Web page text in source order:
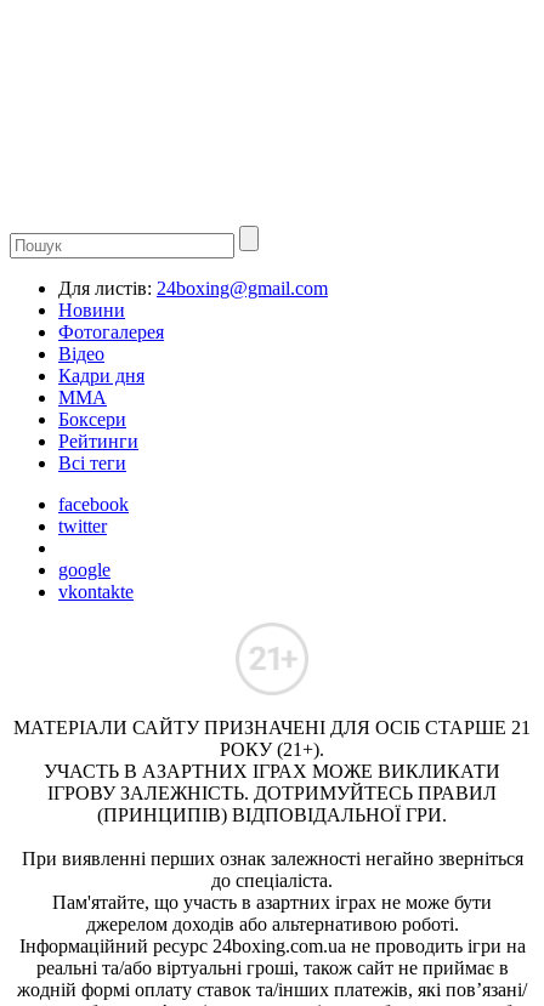
Для листів: 24boxing@gmail.com
Новини
Фотогалерея
Відео
Кадри дня
ММА
Боксери
Рейтинги
Всі теги
facebook
twitter
google
vkontakte
МАТЕРІАЛИ САЙТУ ПРИЗНАЧЕНІ ДЛЯ ОСІБ СТАРШЕ 21
РОКУ (21+).
УЧАСТЬ В АЗАРТНИХ ІГРАХ МОЖЕ ВИКЛИКАТИ
ІГРОВУ ЗАЛЕЖНІСТЬ. ДОТРИМУЙТЕСЬ ПРАВИЛ
(ПРИНЦИПІВ) ВІДПОВІДАЛЬНОЇ ГРИ.
При виявленні перших ознак залежності негайно зверніться
до спеціаліста.
Пам'ятайте, що участь в азартних іграх не може бути
джерелом доходів або альтернативою роботі.
Інформаційний ресурс 24boxing.com.ua не проводить ігри на
реальні та/або віртуальні гроші, також сайт не приймає в
жодній формі оплату ставок та/інших платежів, які пов’язані/